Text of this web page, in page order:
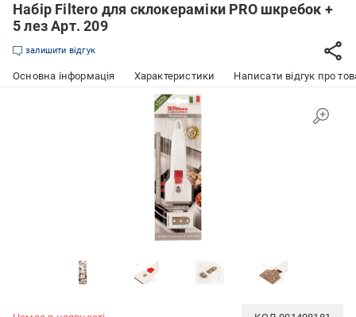
Набір Filtero для склокераміки PRO шкребок +
5 лез Арт. 209
залишити відгук
Основна інформація Характеристики Написати відгук про